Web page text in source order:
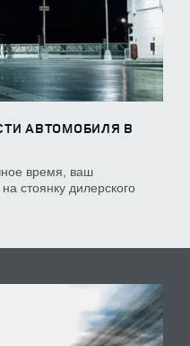
АВТОМОБИЛЯ В
время, ваш
стоянку дилерского